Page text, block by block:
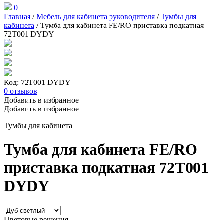
0
Главная /Мебель для кабинета руководителя /Тумбы для
кабинета / Тумба для кабинета FE/RO приставка подкатная
72T001 DYDY
Код: 72T001 DYDY
0 отзывов
Добавить в избранное
Добавить в избранное
Тумбы для кабинета
Тумба для кабинета FE/RO
приставка подкатная 72T001
DYDY